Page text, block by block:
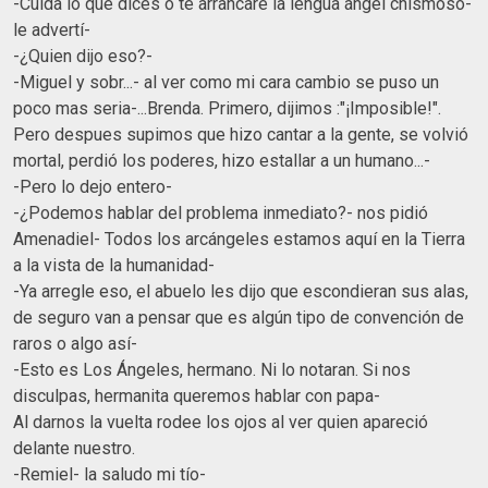
le advertí-
-¿Quien dijo eso?-
-Miguel y sobr...- al ver como mi cara cambio se puso un
poco mas seria-...Brenda. Primero, dijimos :"¡Imposible!".
Pero despues supimos que hizo cantar a la gente, se volvió
mortal, perdió los poderes, hizo estallar a un humano...-
-Pero lo dejo entero-
-¿Podemos hablar del problema inmediato?- nos pidió
Amenadiel- Todos los arcángeles estamos aquí en la Tierra
a la vista de la humanidad-
-Ya arregle eso, el abuelo les dijo que escondieran sus alas,
de seguro van a pensar que es algún tipo de convención de
raros o algo así-
-Esto es Los Ángeles, hermano. Ni lo notaran. Si nos
disculpas, hermanita queremos hablar con papa-
Al darnos la vuelta rodee los ojos al ver quien apareció
delante nuestro.
-Remiel- la saludo mi tío-